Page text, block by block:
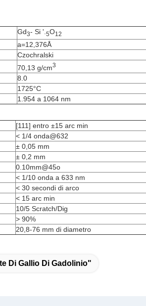
Gd3- Si '. 5O12
a=12,376Å
Czochralski
70,13 g/cm3
8.0
1725°C
1.954 a 1064 nm
[111] entro ±15 arc min
< 1/4 onda@632
± 0,05 mm
± 0,2 mm
0.10mm@45o
< 1/10 onda a 633 nm
< 30 secondi di arco
< 15 arc min
10/5 Scratch/Dig
> 90%
20,8-76 mm di diametro
Di Gallio Di Gadolinio"